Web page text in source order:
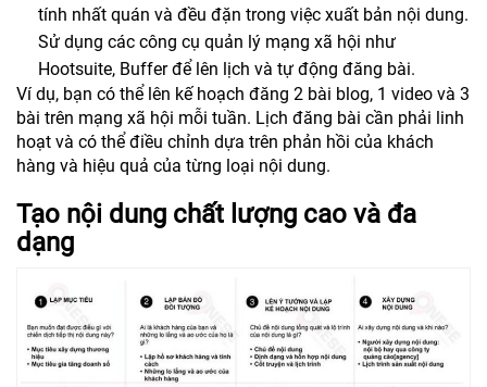
tính nhất quán và đều đặn trong việc xuất bản nội dung.
Sử dụng các công cụ quản lý mạng xã hội như
Hootsuite, Buffer để lên lịch và tự động đăng bài.
Ví dụ, bạn có thể lên kế hoạch đăng 2 bài blog, 1 video và 3
bài trên mạng xã hội mỗi tuần. Lịch đăng bài cần phải linh
hoạt và có thể điều chỉnh dựa trên phản hồi của khách
hàng và hiệu quả của từng loại nội dung.
Tạo nội dung chất lượng cao và đa
dạng